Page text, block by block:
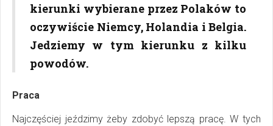
kierunki wybierane przez Polaków to
oczywiście Niemcy, Holandia i Belgia.
Jedziemy w tym kierunku z kilku
powodów.
Praca
Najczęściej jeździmy żeby zdobyć lepszą pracę. W tych